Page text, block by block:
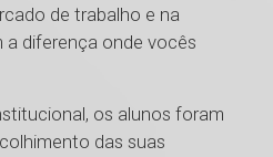
de trabalho e na
a diferença onde vocês
os alunos foram
das suas